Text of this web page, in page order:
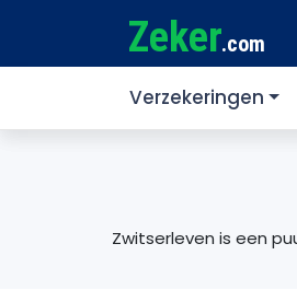
Zeker.com
Verzekeringen
Zwitserleven is een